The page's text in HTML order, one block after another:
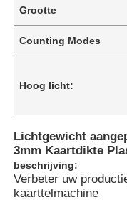
Producten
Video's
Grootte
Counting Modes
Hoog licht:
Lichtgewicht
3mm Kaartdikte
beschrijving:
Verbeter uw
kaarttelmachine